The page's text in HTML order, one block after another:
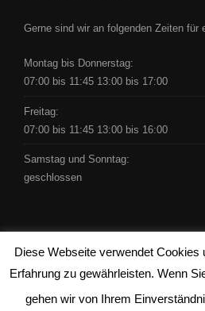
Gerne sind wir an folgenden Zeiten für
Montag bis Donnerstag:
07:00 bis 11:45 13:00 bis 17:00
Freitag:
07:00 bis 11:45 13:00 bis 16:00
Samstag und Sonntag:
geschlossen
Copyright © 2016 by
Diese Webseite verwendet Cookies
Erfahrung zu gewährleisten. Wenn
gehen wir von Ihrem